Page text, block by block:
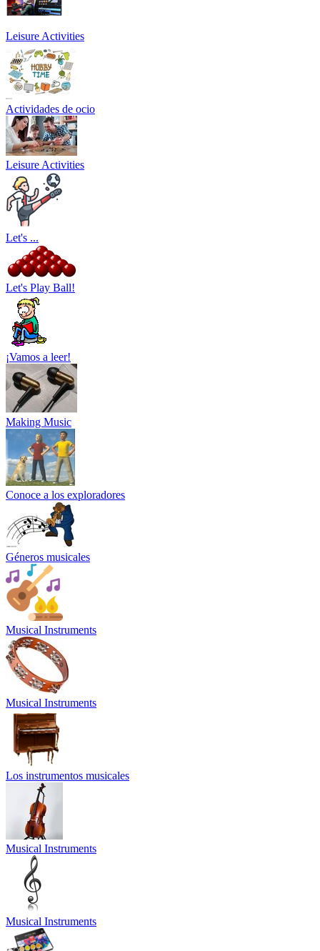
Leisure Activities
Actividades de ocio
Leisure Activities
Let's ...
Let's Play Ball!
¡Vamos a leer!
Making Music
Conoce a los exploradores
Géneros musicales
Musical Instruments
Musical Instruments
Los instrumentos musicales
Musical Instruments
Musical Instruments